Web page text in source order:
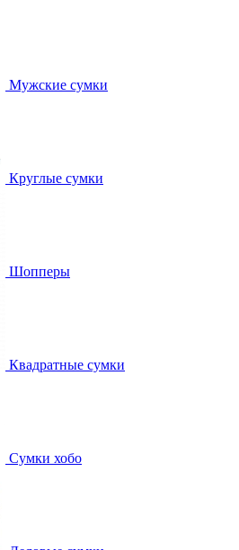
Мужские сумки
Круглые сумки
Шопперы
Квадратные сумки
Сумки хобо